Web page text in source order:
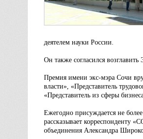
деятелем науки России.
Он также согласился
Премия имени экс-мэра Сочи
власти», «Представитель
«Представитель из сферы
Ежегодно присуждается не
рассказывает корреспонденту
объединения Александра